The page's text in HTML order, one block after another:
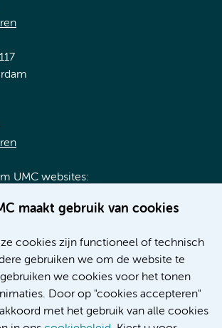
maakt gebruik van cookies
cookies zijn functioneel of technisch
gebruiken we om de website te
we cookies voor het tonen
Door op "cookies accepteren"
met het gebruik van alle cookies
UMC websites:
UMC
AMC
VUmc